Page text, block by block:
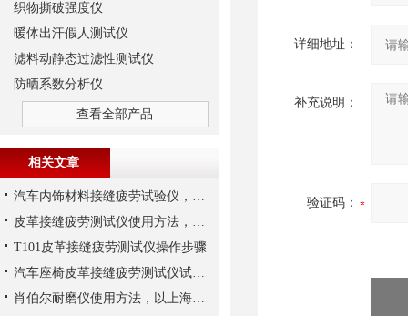
详细地址：
补充说明：
验证码：
织物撕破强度仪
暖体出汗假人测试仪
滤料动静态过滤性测试仪
防晒系数分析仪
查看全部产品
相关文章
汽车内饰材料接缝疲劳试验仪，上海千实T101不错
皮革接缝疲劳测试仪使用方法，上海千实的T101为例
T101皮革接缝疲劳测试仪操作步骤
汽车座椅皮革接缝疲劳测试仪试验速度与行程
肖伯尔耐磨仪使用方法，以上海千实T106为例